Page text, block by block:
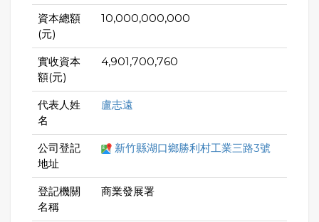
資本總額
(元)
10,000,000,000
實收資本
額(元)
4,901,700,760
代表人姓
名
盧志遠
公司登記
地址
新竹縣湖口鄉勝利村工業三路3號
登記機關
名稱
商業發展署